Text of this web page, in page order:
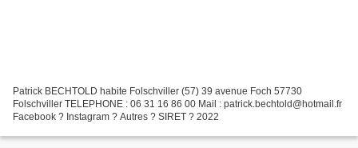
Patrick BECHTOLD habite Folschviller (57) 39 avenue Foch 57730
Folschviller TELEPHONE : 06 31 16 86 00 Mail : patrick.bechtold@hotmail.fr
Facebook ? Instagram ? Autres ? SIRET ? 2022